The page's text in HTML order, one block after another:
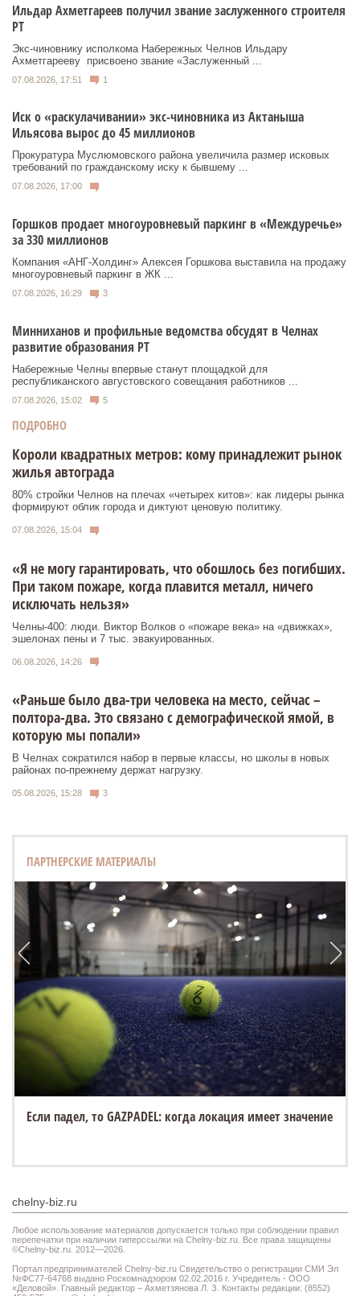
Ильдар Ахметгареев получил звание заслуженного строителя
РТ
Экс‑чиновнику исполкома Набережных Челнов Ильдару
Ахметгарееву присвоено звание «Заслуженный ...
07.08.2026, 17:51 1
Иск о «раскулачивании» экс-чиновника из Актаныша
Ильясова вырос до 45 миллионов
Прокуратура Муслюмовского района увеличила размер исковых
требований по гражданскому иску к бывшему ...
07.08.2026, 17:00
Горшков продает многоуровневый паркинг в «Междуречье»
за 330 миллионов
Компания «АНГ-Холдинг» Алексея Горшкова выставила на продажу
многоуровневый паркинг в ЖК ...
07.08.2026, 16:29 3
Минниханов и профильные ведомства обсудят в Челнах
развитие образования РТ
Набережные Челны впервые станут площадкой для
республиканского августовского совещания работников ...
07.08.2026, 15:02 5
ПОДРОБНО
Короли квадратных метров: кому принадлежит рынок
жилья автограда
80% стройки Челнов на плечах «четырех китов»: как лидеры рынка
формируют облик города и диктуют ценовую политику.
07.08.2026, 15:04
«Я не могу гарантировать, что обошлось без погибших.
При таком пожаре, когда плавится металл, ничего
исключать нельзя»
Челны-400: люди. Виктор Волков о «пожаре века» на «движках»,
эшелонах пены и 7 тыс. эвакуированных.
06.08.2026, 14:26
«Раньше было два-три человека на место, сейчас –
полтора-два. Это связано с демографической ямой, в
которую мы попали»
В Челнах сократился набор в первые классы, но школы в новых
районах по-прежнему держат нагрузку.
05.08.2026, 15:28 3
ПАРТНЕРСКИЕ МАТЕРИАЛЫ
Если падел, то GAZPADEL: когда локация имеет значение
chelny-biz.ru
Любое использование материалов допускается только при соблюдении правил
перепечатки при наличии гиперссылки на Chelny-biz.ru. Все права защищены
©Chelny-biz.ru. 2012—2026.
Портал предпринимателей Chelny-biz.ru Свидетельство о регистрации СМИ Эл
№ФС77-64768 выдано Роскомнадзором 02.02.2016 г. Учредитель - ООО
«Деловой». Главный редактор – Ахметзянова Л. З. Контакты редакции: (8552)